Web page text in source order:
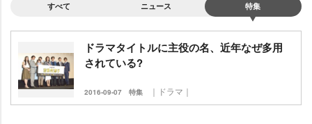
すべて ニュース 特集
ドラマタイトルに主役の名、近年なぜ多用
されている?
2016-09-07 特集 ｜ドラマ｜